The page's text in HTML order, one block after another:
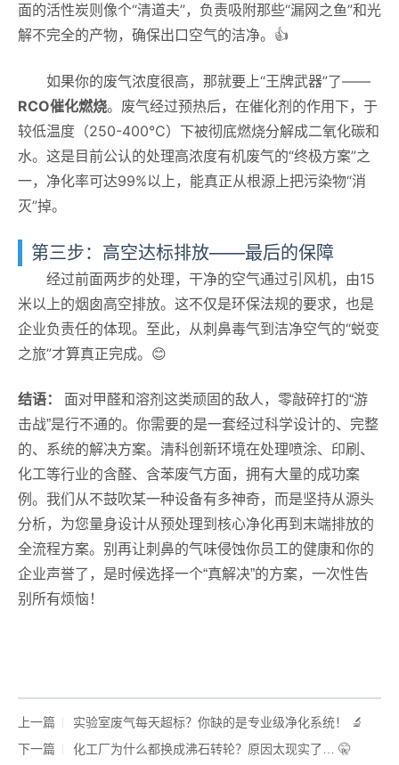
面的活性炭则像个“清道夫”，负责吸附那些“漏网之鱼”和光
解不完全的产物，确保出口空气的洁净。👍
如果你的废气浓度很高，那就要上“王牌武器”了——
RCO催化燃烧。废气经过预热后，在催化剂的作用下，于
较低温度（250-400℃）下被彻底燃烧分解成二氧化碳和
水。这是目前公认的处理高浓度有机废气的“终极方案”之
一，净化率可达99%以上，能真正从根源上把污染物“消
灭”掉。
第三步：高空达标排放——最后的保障
经过前面两步的处理，干净的空气通过引风机，由15
米以上的烟囱高空排放。这不仅是环保法规的要求，也是
企业负责任的体现。至此，从刺鼻毒气到洁净空气的“蜕变
之旅”才算真正完成。😊
结语：
面对甲醛和溶剂这类顽固的敌人，零敲碎打的“游
击战”是行不通的。你需要的是一套经过科学设计的、完整
的、系统的解决方案。清科创新环境在处理喷涂、印刷、
化工等行业的含醛、含苯废气方面，拥有大量的成功案
例。我们从不鼓吹某一种设备有多神奇，而是坚持从源头
分析，为您量身设计从预处理到核心净化再到末端排放的
全流程方案。别再让刺鼻的气味侵蚀你员工的健康和你的
企业声誉了，是时候选择一个“真解决”的方案，一次性告
别所有烦恼！
上一篇
实验室废气每天超标？你缺的是专业级净化系统！ 🔬
下一篇
化工厂为什么都换成沸石转轮？原因太现实了… 🤫